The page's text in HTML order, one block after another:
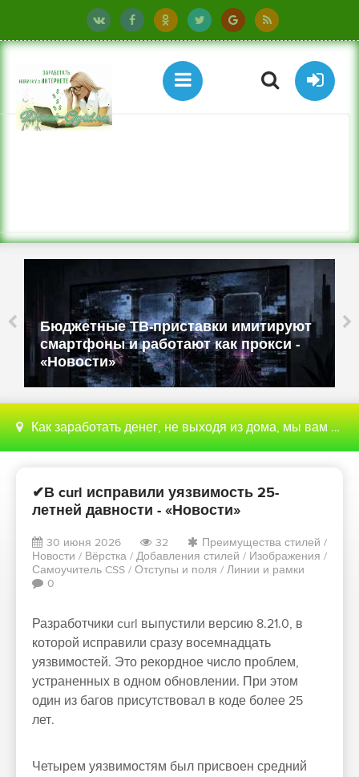
Бюджетные ТВ-приставки имитируют
смартфоны и работают как прокси -
«Новости»
Как заработать денег, не выходя из дома, мы вам поможем с этим разобраться
✔В curl исправили уязвимость 25-
летней давности - «Новости»
30 июня 2026 32 Преимущества стилей /
Новости / Вёрстка / Добавления стилей / Изображения /
Самоучитель CSS / Отступы и поля / Линии и рамки
0
Разработчики curl выпустили версию 8.21.0, в
которой исправили сразу восемнадцать
уязвимостей. Это рекордное число проблем,
устраненных в одном обновлении. При этом
один из багов присутствовал в коде более 25
лет.
Четырем уязвимостям был присвоен средний